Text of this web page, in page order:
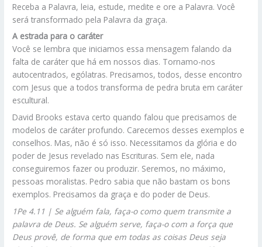
Receba a Palavra, leia, estude, medite e ore a Palavra. Você
será transformado pela Palavra da graça.
A estrada para o caráter
Você se lembra que iniciamos essa mensagem falando da
falta de caráter que há em nossos dias. Tornamo-nos
autocentrados, ególatras. Precisamos, todos, desse encontro
com Jesus que a todos transforma de pedra bruta em caráter
escultural.
David Brooks estava certo quando falou que precisamos de
modelos de caráter profundo. Carecemos desses exemplos e
conselhos. Mas, não é só isso. Necessitamos da glória e do
poder de Jesus revelado nas Escrituras. Sem ele, nada
conseguiremos fazer ou produzir. Seremos, no máximo,
pessoas moralistas. Pedro sabia que não bastam os bons
exemplos. Precisamos da graça e do poder de Deus.
1Pe 4.11 | Se alguém fala, faça-o como quem transmite a
palavra de Deus. Se alguém serve, faça-o com a força que
Deus provê, de forma que em todas as coisas Deus seja